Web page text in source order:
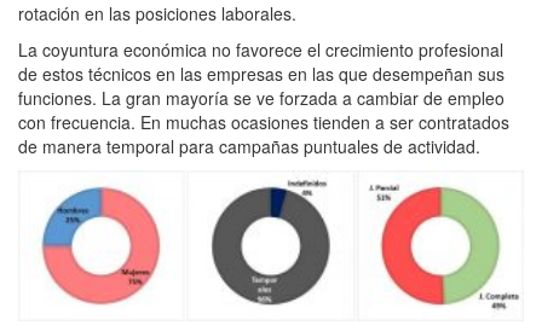
rotación en las posiciones laborales.
La coyuntura económica no favorece el crecimiento profesional
de estos técnicos en las empresas en las que desempeñan sus
funciones. La gran mayoría se ve forzada a cambiar de empleo
con frecuencia. En muchas ocasiones tienden a ser contratados
de manera temporal para campañas puntuales de actividad.